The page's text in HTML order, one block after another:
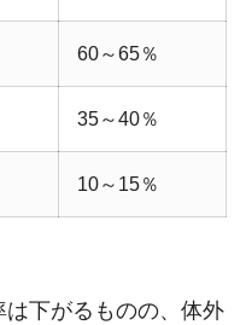
60～65％
35～40％
10～15％
下がるものの、体外